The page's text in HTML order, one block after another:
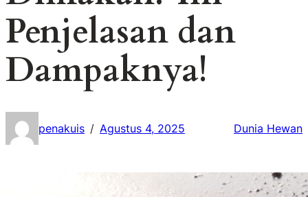
Penjelasan dan
Dampaknya!
penakuis / Agustus 4, 2025 Dunia Hewan